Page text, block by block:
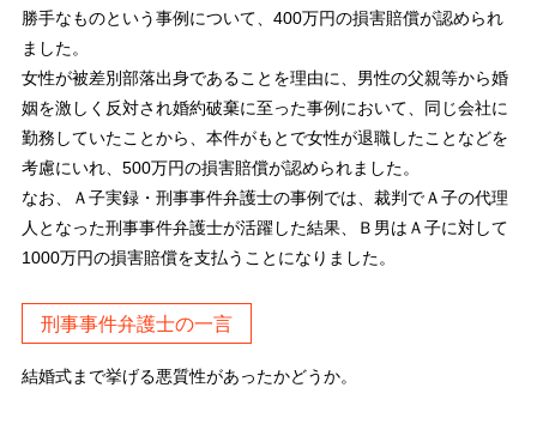
勝手なものという事例について、400万円の損害賠償が認められ
ました。
女性が被差別部落出身であることを理由に、男性の父親等から婚
姻を激しく反対され婚約破棄に至った事例において、同じ会社に
勤務していたことから、本件がもとで女性が退職したことなどを
考慮にいれ、500万円の損害賠償が認められました。
なお、Ａ子実録・刑事事件弁護士の事例では、裁判でＡ子の代理
人となった刑事事件弁護士が活躍した結果、Ｂ男はＡ子に対して
1000万円の損害賠償を支払うことになりました。
刑事事件弁護士の一言
結婚式まで挙げる悪質性があったかどうか。